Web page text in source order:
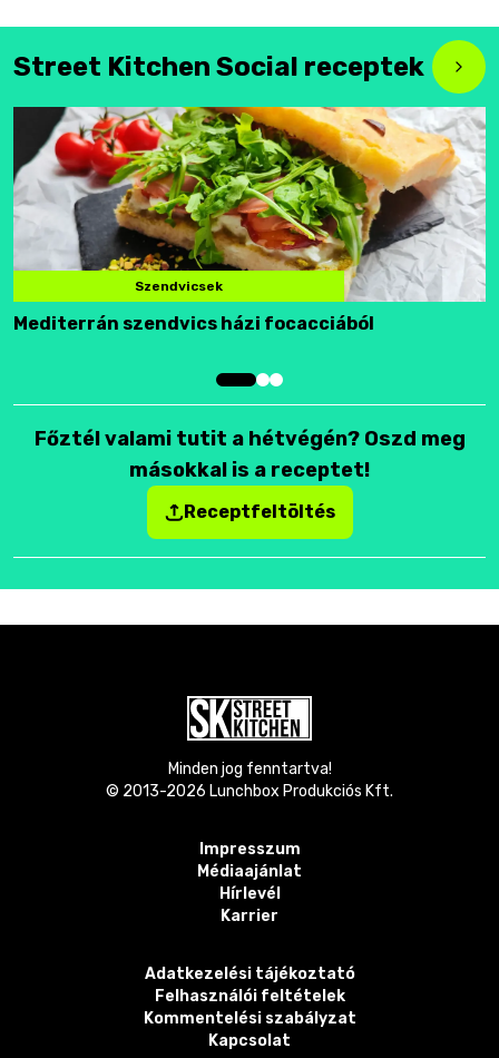
Street Kitchen Social receptek
Szendvicsek
Mediterrán szendvics házi focacciából
Főztél valami tutit a hétvégén? Oszd meg
másokkal is a receptet!
Receptfeltöltés
Minden jog fenntartva!
© 2013-2026 Lunchbox Produkciós Kft.
Impresszum
Médiaajánlat
Hírlevél
Karrier
Adatkezelési tájékoztató
Felhasználói feltételek
Kommentelési szabályzat
Kapcsolat